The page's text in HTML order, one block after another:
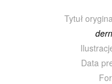
Tytuł
Data